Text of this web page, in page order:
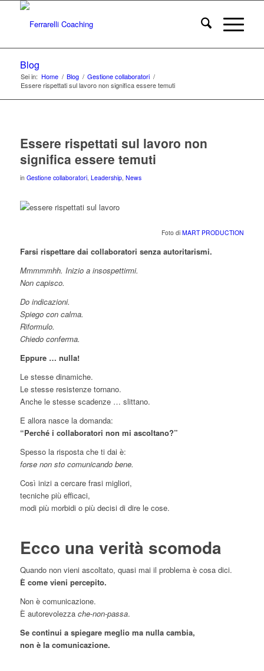
Blog
Sei in: Home / Blog / Gestione collaboratori /
Essere rispettati sul lavoro non significa essere temuti
Essere rispettati sul lavoro non
significa essere temuti
in Gestione collaboratori, Leadership, News
Foto diMART PRODUCTION
Farsi rispettare dai collaboratori senza autoritarismi.
Mmmmmhh. Inizio a insospettirmi.
Non capisco.
Do indicazioni.
Spiego con calma.
Riformulo.
Chiedo conferma.
Eppure … nulla!
Le stesse dinamiche.
Le stesse resistenze tornano.
Anche le stesse scadenze … slittano.
E allora nasce la domanda:
“Perché i collaboratori non mi ascoltano?”
Spesso la risposta che ti dai è:
forse non sto comunicando bene.
Così inizi a cercare frasi migliori,
tecniche più efficaci,
modi più morbidi o più decisi di dire le cose.
Ecco una verità scomoda
Quando non vieni ascoltato, quasi mai il problema è cosa dici.
È come vieni percepito.
Non è comunicazione.
È autorevolezza che-non-passa.
Se continui a spiegare meglio ma nulla cambia,
non è la comunicazione.